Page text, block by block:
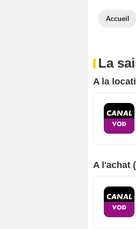
Accueil
La
A la
A l'achat